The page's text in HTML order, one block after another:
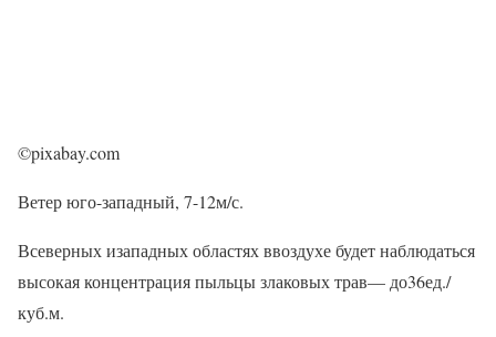
©pixabay.com
Ветер юго-западный, 7-12м/с.
Всеверных изападных областях ввоздухе будет наблюдаться
высокая концентрация пыльцы злаковых трав— до36ед./
куб.м.